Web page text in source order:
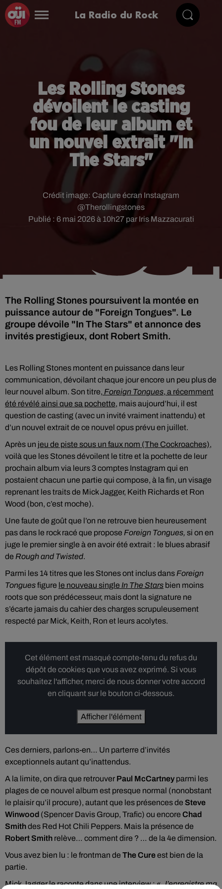
La Radio du Rock
Les Rolling Stones
dévoilent le casting
fou de leur album et
un nouvel extrait "In
The Stars"
Publié : 6 mai 2026 à 10h27 par Iris Mazzacurati
Crédit image: Capture écran Instagram
@Therollingstones
The Rolling Stones poursuivent la montée en
puissance autour de "Foreign Tongues". Le
groupe dévoile "In The Stars" et annonce des
invités prestigieux, dont Robert Smith.
Les Rolling Stones montent en puissance dans leur
communication, dévoilant chaque jour encore un peu plus de
leur nouvel album. Son titre, Foreign Tongues, a récemment
été révélé ainsi que sa pochette, mais aujourd’hui, il est
question de casting (avec un invité vraiment inattendu) et
d’un nouvel extrait de ce nouvel opus prévu en juillet.
Après un jeu de piste sous un faux nom (The Cockroaches),
voilà que les Stones dévoilent le titre et la pochette de leur
prochain album via leurs 3 comptes Instagram qui en
postaient chacun une partie qui compose, à la fin, un visage
reprenant les traits de Mick Jagger, Keith Richards et Ron
Wood (bon, c’est moche).
Une faute de goût que l’on ne retrouve bien heureusement
pas dans le rock racé que propose Foreign Tongues, si on en
juge le premier single à en avoir été extrait : le blues abrasif
de Rough and Twisted.
Parmi les 14 titres que les Stones ont inclus dans Foreign
Tonguesfigure le nouveau single In The Stars bien moins
roots que son prédécesseur, mais dont la signature ne
s’écarte jamais du cahier des charges scrupuleusement
respecté par Mick, Keith, Ron et leurs acolytes.
Cet élément est masqué compte-tenu du refus du
dépôt de cookies que vous avez exprimé. Si vous
souhaitez l'afficher, merci de nous donner votre accord
en cliquant sur le bouton ci-dessous.
Afficher l'élément
Ces derniers, parlons-en… Un parterre d’invités
exceptionnels autant qu’inattendus.
A la limite, on dira que retrouver Paul McCartney parmi les
plages de ce nouvel album est presque normal (nonobstant
le plaisir qu’il procure), autant que les présences de Steve
Winwood (Spencer Davis Group, Trafic) ou encore Chad
Smithdes Red Hot Chili Peppers. Mais la présence de
Robert Smith relève… comment dire ? … de la 4e dimension.
Vous avez bien lu : le frontman de The Cureest bien de la
partie.
Mick Jagger le raconte dans une interview : «J’enregistre ma